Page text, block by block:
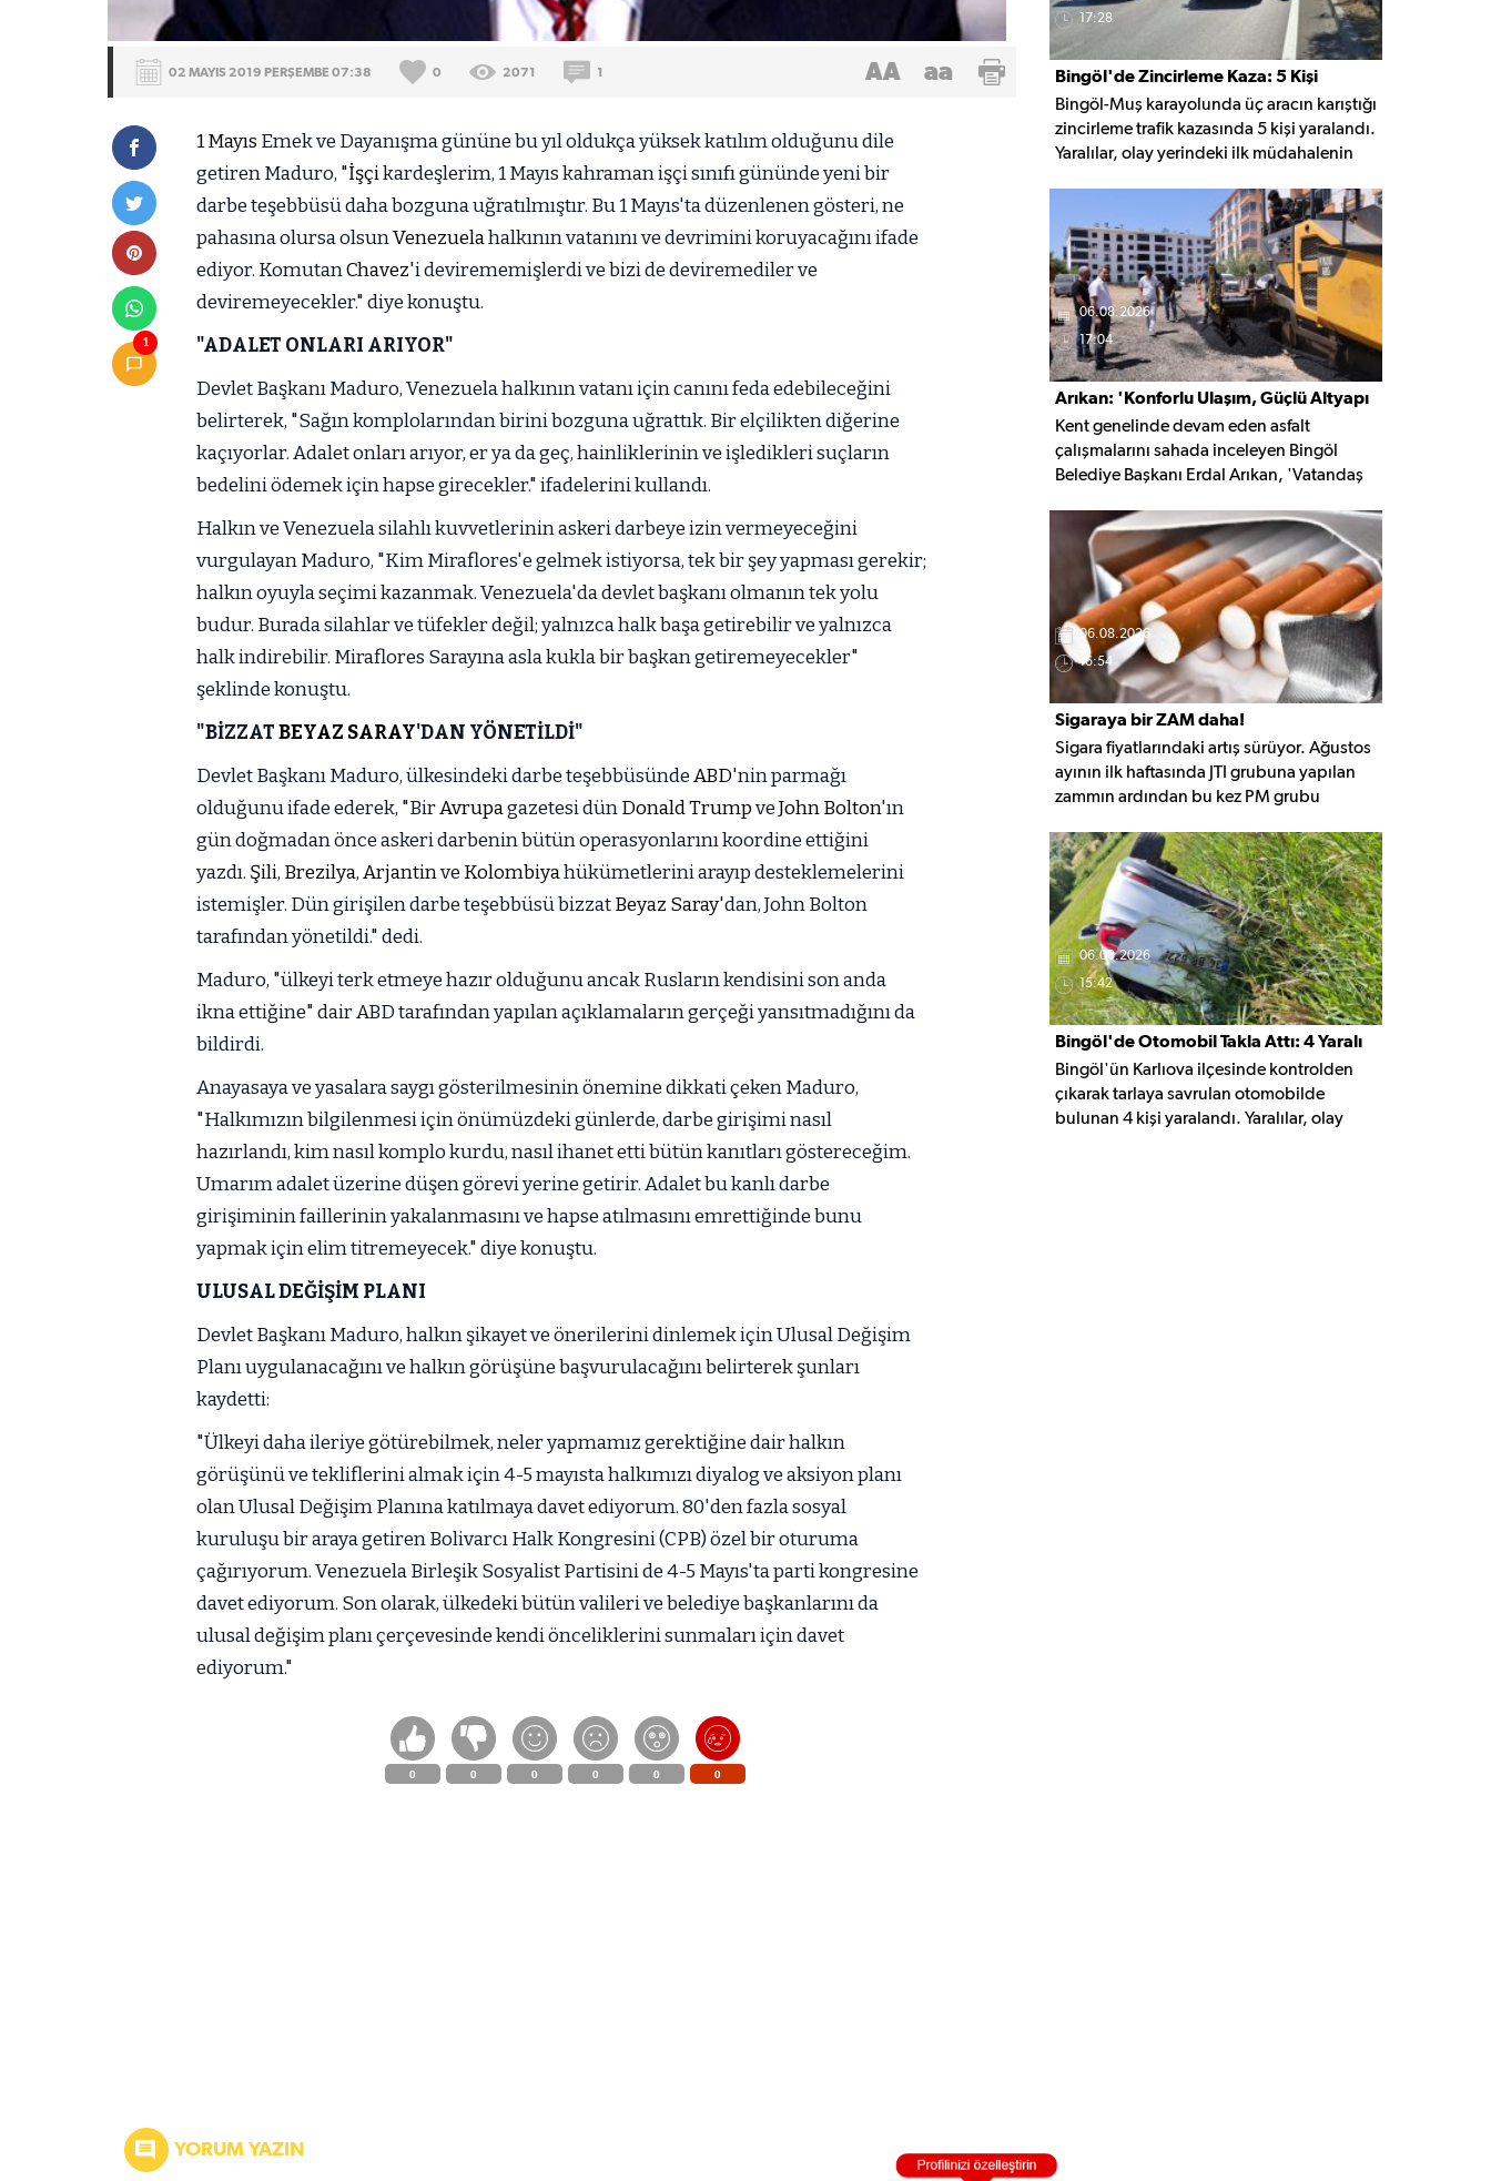
02 MAYIS 2019 PERŞEMBE 07:38 0 2071 1 AA aa
1
1 Mayıs Emek ve Dayanışma gününe bu yıl oldukça yüksek katılım olduğunu dile
getiren Maduro, "İşçikardeşlerim, 1 Mayıs kahraman işçi sınıfı gününde yeni bir
darbe teşebbüsü daha bozguna uğratılmıştır. Bu 1 Mayıs'ta düzenlenen gösteri, ne
pahasına olursa olsunVenezuelahalkının vatanını ve devrimini koruyacağını ifade
ediyor. KomutanChavez'i devirememişlerdi ve bizi de deviremediler ve
deviremeyecekler." diye konuştu.
"ADALET ONLARI ARIYOR"
Devlet Başkanı Maduro, Venezuela halkının vatanı için canını feda edebileceğini
belirterek, "Sağın komplolarından birini bozguna uğrattık. Bir elçilikten diğerine
kaçıyorlar. Adalet onları arıyor, er ya da geç, hainliklerinin ve işledikleri suçların
bedelini ödemek için hapse girecekler." ifadelerini kullandı.
Halkın ve Venezuela silahlı kuvvetlerinin askeri darbeye izin vermeyeceğini
vurgulayan Maduro, "Kim Miraflores'e gelmek istiyorsa, tek bir şey yapması gerekir;
halkın oyuyla seçimi kazanmak. Venezuela'da devlet başkanı olmanın tek yolu
budur. Burada silahlar ve tüfekler değil; yalnızca halk başa getirebilir ve yalnızca
halk indirebilir. Miraflores Sarayına asla kukla bir başkan getiremeyecekler"
şeklinde konuştu.
"BİZZATBEYAZ SARAY'DAN YÖNETİLDİ"
Devlet Başkanı Maduro, ülkesindeki darbe teşebbüsündeABD'nin parmağı
olduğunu ifade ederek, "BirAvrupagazetesi dünDonald TrumpveJohn Bolton'ın
gün doğmadan önce askeri darbenin bütün operasyonlarını koordine ettiğini
yazdı. Şili, Brezilya,ArjantinveKolombiyahükümetlerini arayıp desteklemelerini
istemişler. Dün girişilen darbe teşebbüsü bizzatBeyaz Saray'dan, John Bolton
tarafından yönetildi." dedi.
Maduro, "ülkeyi terk etmeye hazır olduğunu ancak Rusların kendisini son anda
ikna ettiğine" dair ABD tarafından yapılan açıklamaların gerçeği yansıtmadığını da
bildirdi.
Anayasaya ve yasalara saygı gösterilmesinin önemine dikkati çeken Maduro,
"Halkımızın bilgilenmesi için önümüzdeki günlerde, darbe girişimi nasıl
hazırlandı, kim nasıl komplo kurdu, nasıl ihanet etti bütün kanıtları göstereceğim.
Umarım adalet üzerine düşen görevi yerine getirir. Adalet bu kanlı darbe
girişiminin faillerinin yakalanmasını ve hapse atılmasını emrettiğinde bunu
yapmak için elim titremeyecek." diye konuştu.
ULUSAL DEĞİŞİM PLANI
Devlet Başkanı Maduro, halkın şikayet ve önerilerini dinlemek için Ulusal Değişim
Planı uygulanacağını ve halkın görüşüne başvurulacağını belirterek şunları
kaydetti:
"Ülkeyi daha ileriye götürebilmek, neler yapmamız gerektiğine dair halkın
görüşünü ve tekliflerini almak için 4-5 mayısta halkımızı diyalog ve aksiyon planı
olan Ulusal Değişim Planına katılmaya davet ediyorum. 80'den fazla sosyal
kuruluşu bir araya getiren Bolivarcı Halk Kongresini (CPB) özel bir oturuma
çağırıyorum. Venezuela Birleşik Sosyalist Partisini de 4-5 Mayıs'ta parti kongresine
davet ediyorum. Son olarak, ülkedeki bütün valileri ve belediye başkanlarını da
ulusal değişim planı çerçevesinde kendi önceliklerini sunmaları için davet
ediyorum."
0 0 0 0 0 0
YORUM YAZIN
17:28
Bingöl'de Zincirleme Kaza: 5 Kişi
Yaralandı
Bingöl-Muş karayolunda üç aracın karıştığı
zincirleme trafik kazasında 5 kişi yaralandı.
Yaralılar, olay yerindeki ilk müdahalenin
06.08.2026
17:04
Arıkan: 'Konforlu Ulaşım, Güçlü Altyapı
İçin Çalışıyoruz'
Kent genelinde devam eden asfalt
çalışmalarını sahada inceleyen Bingöl
Belediye Başkanı Erdal Arıkan, 'Vatandaş
hayatına kattığı konforu hatırlar' diyerek,
ulaşım yatırımlarında kalıcı ve güvenli
çözümleri öncelediklerini söyledi. Arıkan,
bu sezon yaklaşık 40 bin ton asfalt serimi
gerçekleştirileceğini belirtti.
06.08.2026
16:54
Sigaraya bir ZAM daha!
Sigara fiyatlarındaki artış sürüyor. Ağustos
ayının ilk haftasında JTI grubuna yapılan
zammın ardından bu kez PM grubu
gruptaki en ucuz sigara 120 TL, en pahalı
sigara ise 140 TL'ye yükseldi.
06.08.2026
15:42
Bingöl'de Otomobil Takla Attı: 4 Yaralı
Bingöl'ün Karlıova ilçesinde kontrolden
çıkarak tarlaya savrulan otomobilde
bulunan 4 kişi yaralandı. Yaralılar, olay